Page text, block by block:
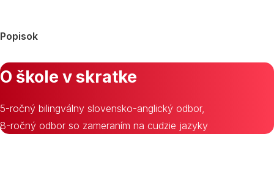
Popisok
O škole v skratke
5-ročný bilingválny slovensko-anglický odbor,
8-ročný odbor so zameraním na cudzie jazyky